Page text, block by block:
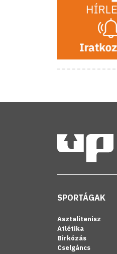
SPORTÁGAK
Asztalitenisz
Atlétika
Birkózás
Cselgáncs